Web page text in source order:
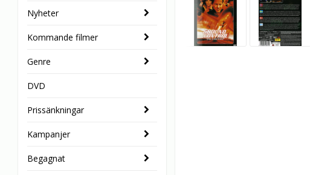
Nyheter
Kommande filmer
Genre
DVD
Prissänkningar
Kampanjer
Begagnat